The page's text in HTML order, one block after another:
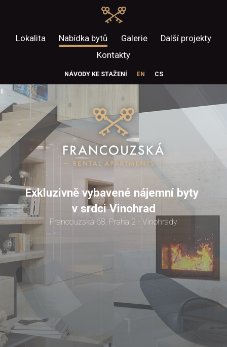
Lokalita Nabídka bytů Galerie
Další projekty
Kontakty
NÁVODY KE STAŽENÍ EN CS
Exkluzivně vybavené nájemní byty
v srdci Vinohrad
Francouzská 68, Praha 2 - Vinohrady